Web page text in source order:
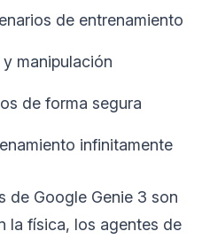
de entrenamiento
manipulación
de forma segura
infinitamente
de Google Genie 3 son
la física, los agentes de